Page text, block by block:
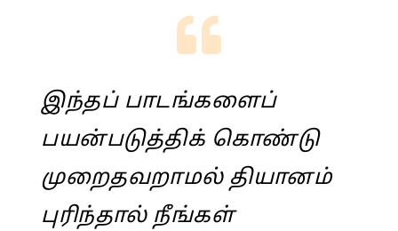
இந்தப் பாடங்களைப்
பயன்படுத்திக் கொண்டு
முறைதவறாமல் தியானம்
புரிந்தால் நீங்கள்